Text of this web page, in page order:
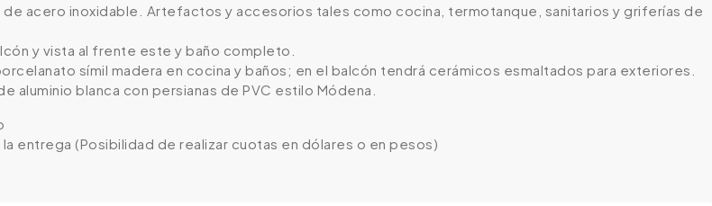
acero inoxidable. Artefactos y accesorios tales como cocina, termotanque, sanitarios y griferías de
y vista al frente este y baño completo.
símil madera en cocina y baños; en el balcón tendrá cerámicos esmaltados para exteriores.
aluminio blanca con persianas de PVC estilo Módena.
entrega (Posibilidad de realizar cuotas en dólares o en pesos)